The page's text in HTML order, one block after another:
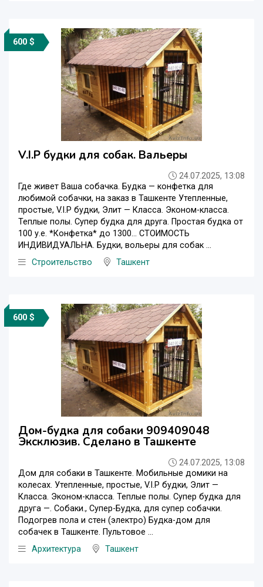
600 $
V.I.P будки для собак. Вальеры
24.07.2025, 13:08
Где живет Ваша собачка. Будка — конфетка для
любимой собачки, на заказ в Ташкенте Утепленные,
простые, V.I.P будки, Элит — Класса. Эконом-класса.
Теплые полы. Супер будка для друга. Простая будка от
100 у.е. *Конфетка* до 1300… СТОИМОСТЬ
ИНДИВИДУАЛЬНА. Будки, вольеры для собак ...
Строительство
Ташкент
600 $
Дом-будка для собаки 909409048
Эксклюзив. Сделано в Ташкенте
24.07.2025, 13:08
Дом для собаки в Ташкенте. Мобильные домики на
колесах. Утепленные, простые, V.I.P будки, Элит —
Класса. Эконом-класса. Теплые полы. Супер будка для
друга —. Собаки., Супер-Будка, для супер собачки.
Подогрев пола и стен (электро) Будка-дом для
собачек в Ташкенте. Пультовое ...
Архитектура
Ташкент